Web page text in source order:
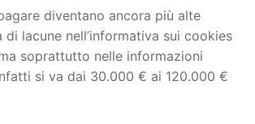
diventano ancora più alte
lacune nell’informativa sui cookies
soprattutto nelle informazioni
si va dai 30.000 € ai 120.000 €